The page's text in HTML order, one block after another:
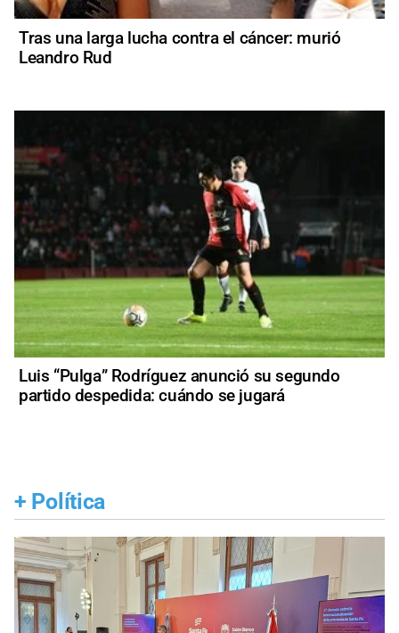
Tras una larga lucha contra el cáncer: murió
Leandro Rud
Luis “Pulga” Rodríguez anunció su segundo
partido despedida: cuándo se jugará
+ Política